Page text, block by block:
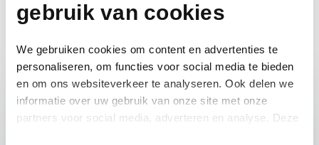
gebruik van cookies
We gebruiken cookies om content en advertenties te
personaliseren, om functies voor social media te bieden
en om ons websiteverkeer te analyseren. Ook delen we
informatie over uw gebruik van onze site met onze
partners voor social media, adverteren en analyse. Deze